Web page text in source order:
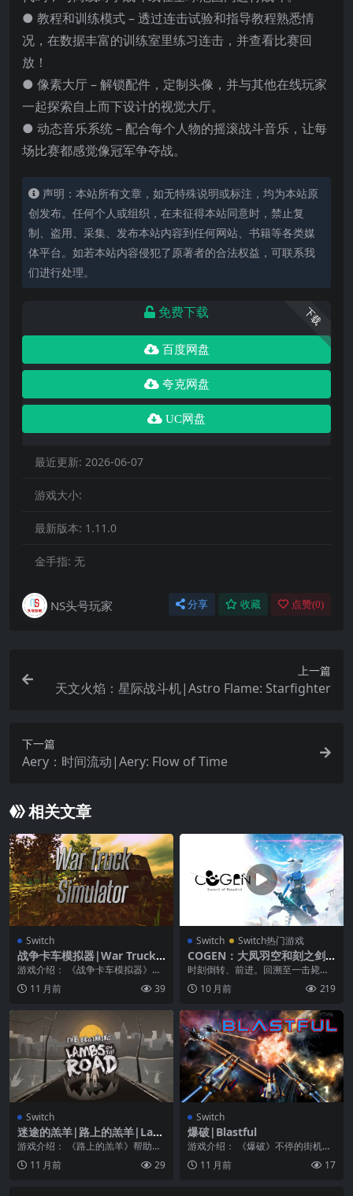
● 教程和训练模式 – 透过连击试验和指导教程熟悉情
况，在数据丰富的训练室里练习连击，并查看比赛回
放！
● 像素大厅 – 解锁配件，定制头像，并与其他在线玩家
一起探索自上而下设计的视觉大厅。
● 动态音乐系统 – 配合每个人物的摇滚战斗音乐，让每
场比赛都感觉像冠军争夺战。
声明：本站所有文章，如无特殊说明或标注，均为本站原
创发布。任何个人或组织，在未征得本站同意时，禁止复
制、盗用、采集、发布本站内容到任何网站、书籍等各类媒
体平台。如若本站内容侵犯了原著者的合法权益，可联系我
们进行处理。
下载
免费下载
百度网盘
夸克网盘
UC网盘
最近更新: 2026-06-07
游戏大小:
最新版本: 1.11.0
金手指: 无
NS头号玩家 分享 收藏 点赞(0)
上一篇
天文火焰：星际战斗机|Astro Flame: Starfighter
下一篇
Aery：时间流动|Aery: Flow of Time
相关文章
Switch
战争卡车模拟器|War Truck S
imulator
游戏介绍： 《战争卡车模拟器》是
一款独立动作模拟模拟游戏。驾驶
军用卡车执行特殊任...
11 月前 39
Switch Switch热门游戏
COGEN：大凤羽空和刻之剑|
Cogen: Sword of Rewind中
时刻倒转、前进。回溯至一击毙命
前 3 秒，斩开新局面，新感觉 2D
剑战动作游戏...
10 月前 219
Switch
迷途的羔羊|路上的羔羊|Lam
bs on the road
游戏介绍： 《路上的羔羊》帮助约
翰在充满危险的后世界末日世界中
找到她的女儿。 来...
11 月前 29
Switch
爆破|Blastful
游戏介绍： 《爆破》不停的街机射
击他们 《爆破》l是一款快节奏的街
机射击游戏。 ...
11 月前 17